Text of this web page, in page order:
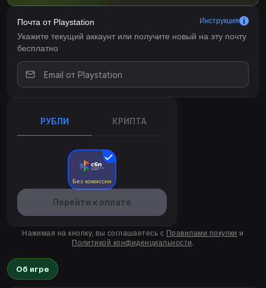
Почта от Playstation
Укажите текущий аккаунт или получите новый на эту почту
бесплатно
Инструкция
РУБЛИ КРИПТА
Без комиссии
Перейти к оплате
Нажимая на кнопку, вы соглашаетесь с Правилами покупки и
Политикой конфиденциальности.
Об игре